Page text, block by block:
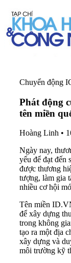
Chuyển động
Phát động
tên miền
Hoàng Linh •
Ngày nay,
yếu để đạt đến
được thương
tượng, làm gia
nhiều cơ hội
Tên miền
để xây dựng
trong không
tạo ra một địa
xây dựng và
môi trường kỹ